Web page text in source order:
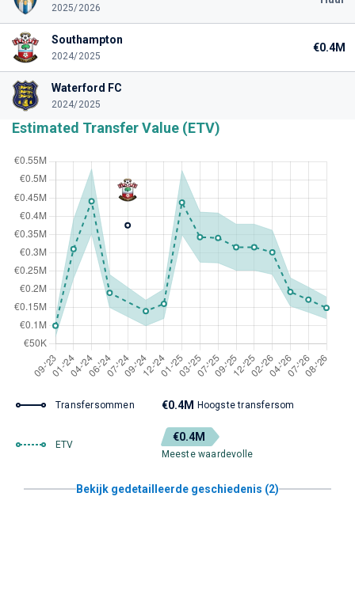
2025/2026
Southampton
2024/2025
€0.4M
Waterford FC
2024/2025
Estimated Transfer Value (ETV)
Transfersommen €0.4M Hoogste transfersom
ETV
€0.4M
Meeste waardevolle
Bekijk gedetailleerde geschiedenis (2)